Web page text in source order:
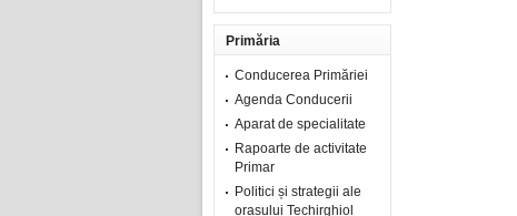
Primăria
Conducerea Primăriei
Agenda Conducerii
Aparat de specialitate
Rapoarte de activitate
Primar
Politici și strategii ale
orașului Techirghiol